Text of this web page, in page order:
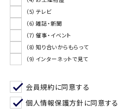
（5）テレビ
（6）雑誌・新聞
（7）催事・イベント
（8）知り合いからもらって
（9）インターネットで見て
会員規約に同意する
個人情報保護方針 に同意する